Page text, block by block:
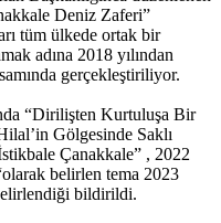
Deniz Zaferi”
tüm ülkede ortak bir
adına 2018 yılından
gerçekleştiriliyor.
“Dirilişten Kurtuluşa Bir
Gölgesinde Saklı
Çanakkale” , 2022
belirlen tema 2023
bildirildi.